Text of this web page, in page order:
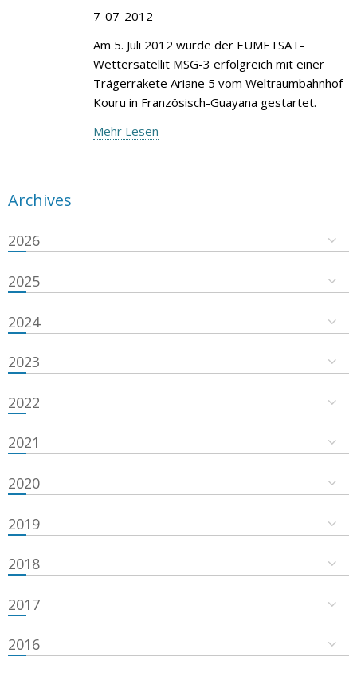
7-07-2012
Am 5. Juli 2012 wurde der EUMETSAT-
Wettersatellit MSG-3 erfolgreich mit einer
Trägerrakete Ariane 5 vom Weltraumbahnhof
Kouru in Französisch-Guayana gestartet.
Mehr Lesen
Archives
2026
2025
2024
2023
2022
2021
2020
2019
2018
2017
2016